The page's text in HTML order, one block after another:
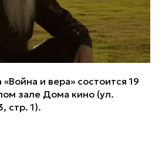
и вера» состоится 19
зале Дома кино (ул.
стр. 1).